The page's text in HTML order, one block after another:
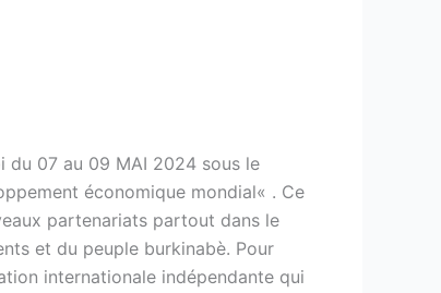
du 07 au 09 MAI 2024 sous le
économique mondial« . Ce
partenariats partout dans le
et du peuple burkinabè. Pour
internationale indépendante qui